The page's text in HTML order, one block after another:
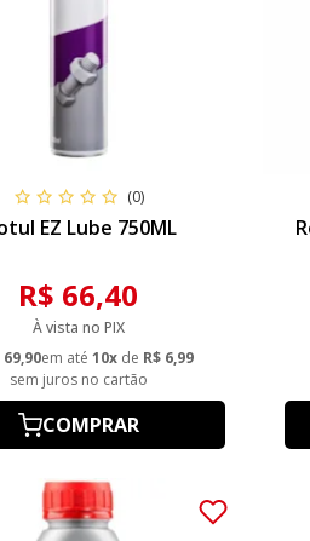
(0)
EZ Lube 750ML
R$ 66,40
À vista no PIX
69,90em até 10xde R$ 6,99
sem juros no cartão
COMPRAR